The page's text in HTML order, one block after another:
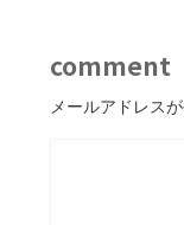
comment
メールアドレス